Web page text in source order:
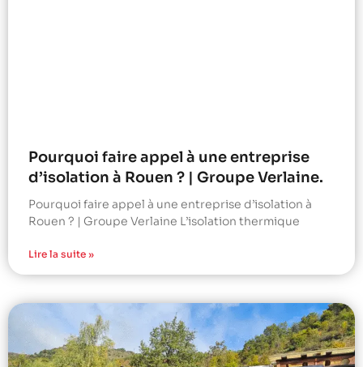
Pourquoi faire appel à une entreprise
d’isolation à Rouen ? | Groupe Verlaine.
Pourquoi faire appel à une entreprise d’isolation à
Rouen ? | Groupe Verlaine L’isolation thermique
Lire la suite »